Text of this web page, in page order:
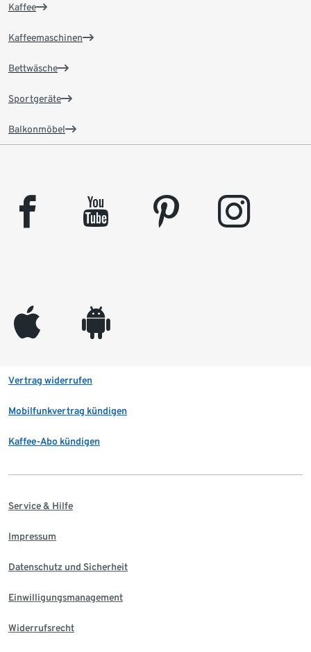
Kaffee
Kaffeemaschinen
Bettwäsche
Sportgeräte
Balkonmöbel
facebook youtube pinterest instagram
appleinc android
Vertrag widerrufen
Mobilfunkvertrag kündigen
Kaffee-Abo kündigen
Service & Hilfe
Impressum
Datenschutz und Sicherheit
Einwilligungsmanagement
Widerrufsrecht